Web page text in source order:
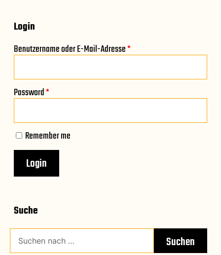
Login
Benutzername oder E-Mail-Adresse*
Password*
Remember me
Suche
Suchen